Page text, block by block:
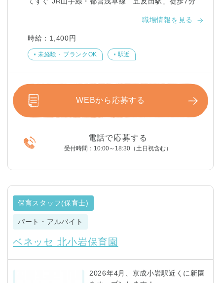
職場情報を見る
時給：1,400円
未経験・ブランクOK 駅近
WEBから応募する
電話で応募する
受付時間：10:00～18:30（土日祝含む）
保育スタッフ(保育士)
パート・アルバイト
ベネッセ 北小岩保育園
2026年4月、京成小岩駅近くに新園